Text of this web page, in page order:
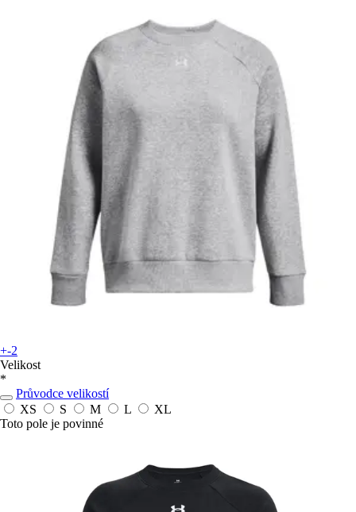
+-2
Velikost
*
Průvodce velikostí
XS
S M L
XL
Toto pole je povinné